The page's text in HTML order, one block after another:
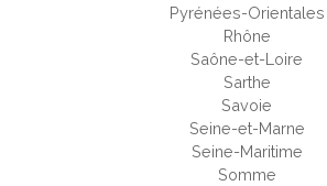
Pyrénées-Orientales
Rhône
Saône-et-Loire
Sarthe
Savoie
Seine-et-Marne
Seine-Maritime
Somme